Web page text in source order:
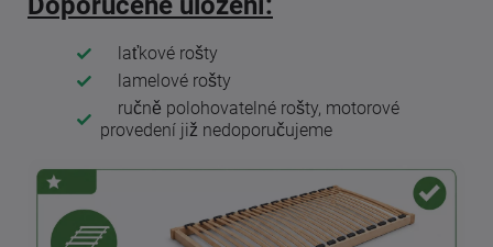
laťkové rošty
lamelové rošty
ručně polohovatelné rošty, motorové
provedení již nedoporučujeme